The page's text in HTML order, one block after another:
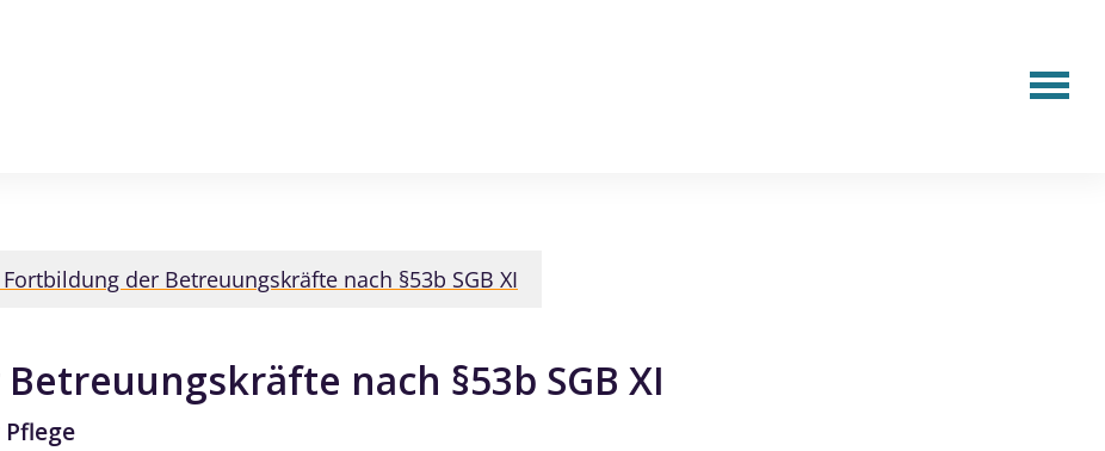
der Betreuungskräfte nach §53b SGB XI
nach §53b SGB XI